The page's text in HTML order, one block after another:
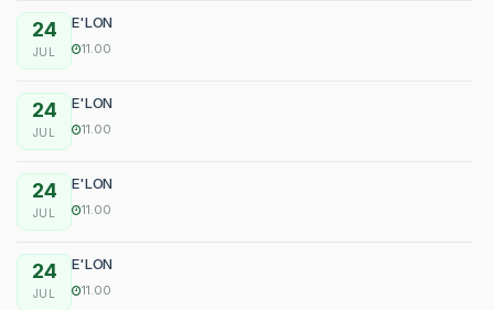
24
JUL
E'LON
11.00
24
JUL
E'LON
11.00
24
JUL
E'LON
11.00
24
JUL
E'LON
11.00